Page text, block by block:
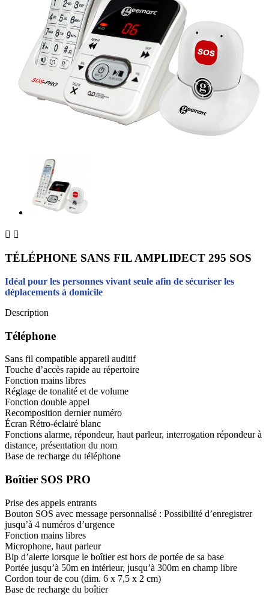
 
TÉLÉPHONE SANS FIL AMPLIDECT 295 SOS
Idéal pour les personnes vivant seule afin de sécuriser les
déplacements à domicile
Description
Téléphone
Sans fil compatible appareil auditif
Touche d’accès rapide au répertoire
Fonction mains libres
Réglage de tonalité et de volume
Fonction double appel
Recomposition dernier numéro
Écran Rétro-éclairé blanc
Fonctions alarme, répondeur, haut parleur, interrogation répondeur à
distance, présentation du nom
Base de recharge du téléphone
Boîtier SOS PRO
Prise des appels entrants
Bouton SOS avec message personnalisé : Possibilité d’enregistrer
jusqu’à 4 numéros d’urgence
Fonction mains libres
Microphone, haut parleur
Bip d’alerte lorsque le boîtier est hors de portée de sa base
Portée jusqu’à 50m en intérieur, jusqu’à 300m en champ libre
Cordon tour de cou (dim. 6 x 7,5 x 2 cm)
Base de recharge du boîtier